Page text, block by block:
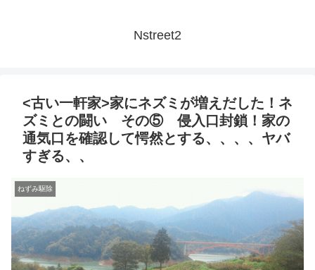
Nstreet2
<古い一軒家>家にネズミが増えだした！ネ
ズミとの闘い その⑤ 侵入口封鎖！家の
通気口を確認して愕然とする、、、、ヤバ
すぎる、、
ねずみ駆除